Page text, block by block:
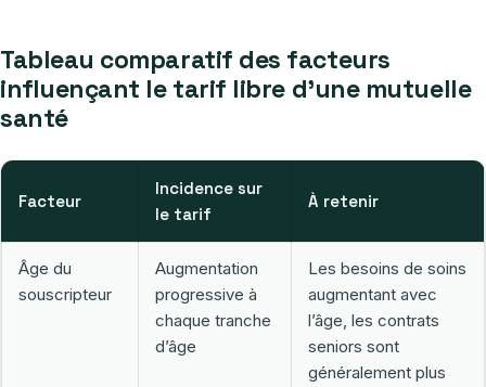
Tableau comparatif des facteurs
influençant le tarif libre d’une mutuelle
santé
Facteur
Incidence sur
le tarif
À retenir
Âge du
souscripteur
Augmentation
progressive à
chaque tranche
d’âge
Les besoins de soins
augmentant avec
l’âge, les contrats
seniors sont
généralement plus